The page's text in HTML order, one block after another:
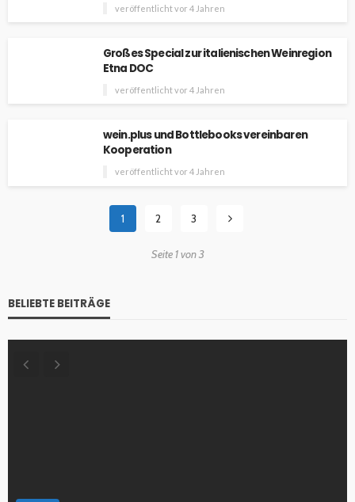
veröffentlicht vor 4 Jahren
Großes Special zur italienischen Weinregion
Etna DOC
veröffentlicht vor 4 Jahren
wein.plus und Bottlebooks vereinbaren
Kooperation
veröffentlicht vor 4 Jahren
1 2 3
Seite 1 von 3
BELIEBTE BEITRÄGE